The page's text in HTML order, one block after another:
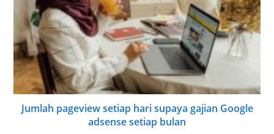
Jumlah pageview setiap hari supaya gajian Google
adsense setiap bulan